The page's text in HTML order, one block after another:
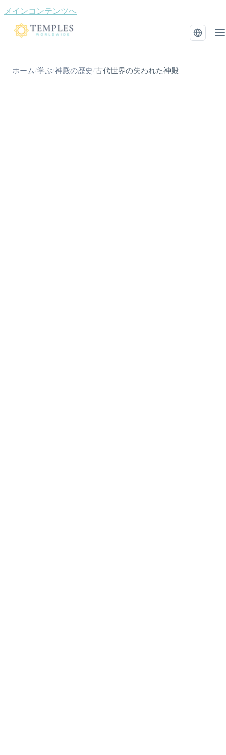
メインコンテンツへ
ホーム /学ぶ /神殿の歴史 /古代世界の失われた神殿